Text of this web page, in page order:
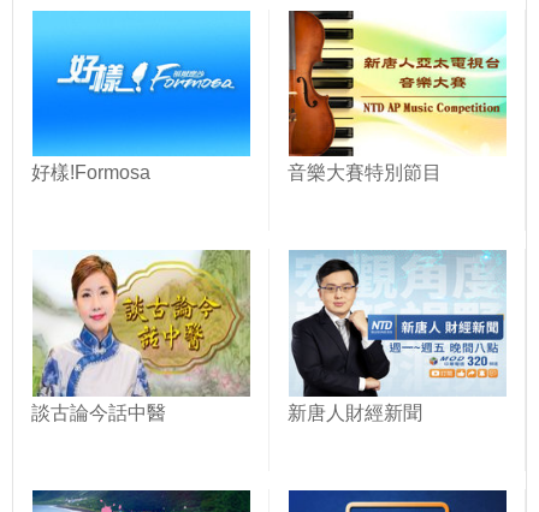
好樣!Formosa 音樂大賽特別節目
談古論今話中醫 新唐人財經新聞